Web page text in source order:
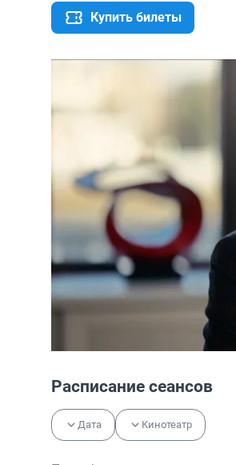
Купить билеты
Расписание сеансов
Дата Кинотеатр